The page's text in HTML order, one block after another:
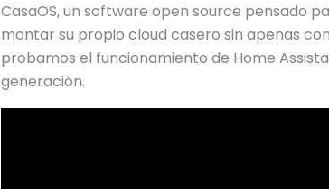
CasaOS, un software open source pensado
montar su propio cloud casero sin apenas
probamos el funcionamiento de Home
generación.